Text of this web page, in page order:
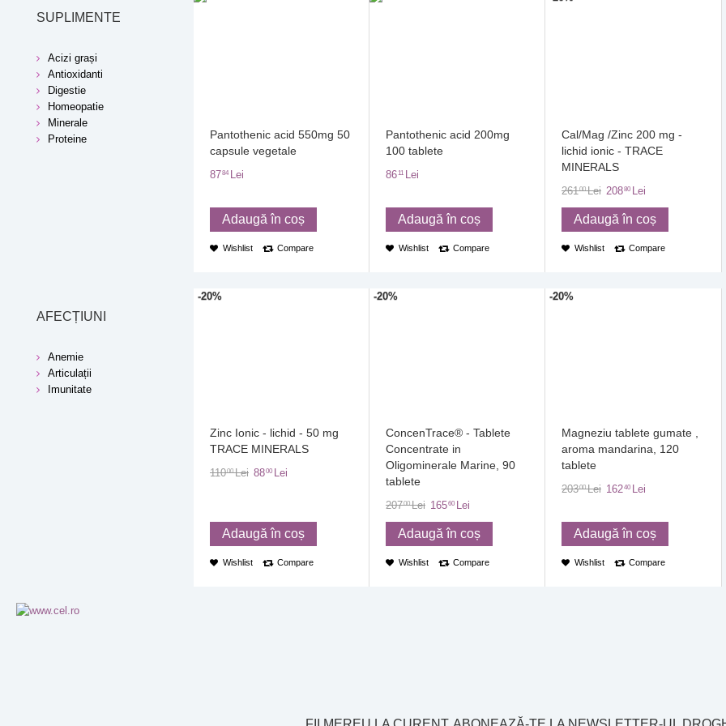
SUPLIMENTE
Acizi grași
Antioxidanti
Digestie
Homeopatie
Minerale
Proteine
Pantothenic acid 550mg 50
capsule vegetale
8784 Lei
Adaugă în coș
Wishlist Compare
Pantothenic acid 200mg
100 tablete
8611 Lei
Adaugă în coș
Wishlist Compare
Cal/Mag /Zinc 200 mg -
lichid ionic - TRACE
MINERALS
26100 Lei 20880 Lei
Adaugă în coș
Wishlist Compare
AFECȚIUNI
Anemie
Articulații
Imunitate
Zinc Ionic - lichid - 50 mg
TRACE MINERALS
11000Lei 8800 Lei
Adaugă în coș
Wishlist Compare
-20%
ConcenTrace® - Tablete
Concentrate in
Oligominerale Marine, 90
tablete
20700Lei 16560 Lei
Adaugă în coș
Wishlist Compare
-20%
Magneziu tablete gumate ,
aroma mandarina, 120
tablete
20300Lei 16240 Lei
Adaugă în coș
Wishlist Compare
-20%